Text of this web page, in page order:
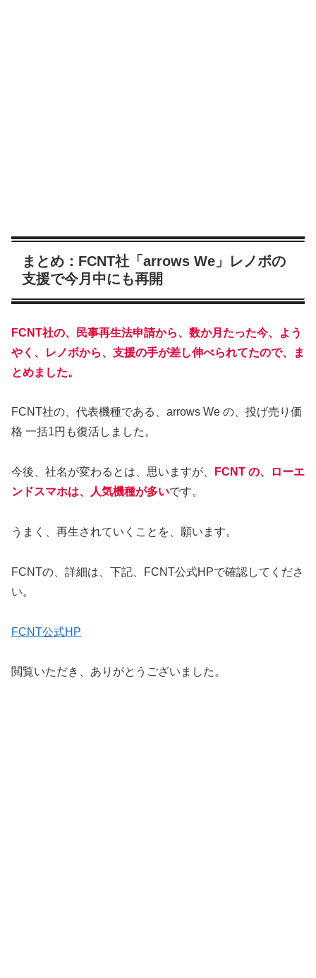
まとめ：FCNT社「arrows We」レノボの
支援で今月中にも再開
FCNT社の、民事再生法申請から、数か月たった今、よう
やく、レノボから、支援の手が差し伸べられてたので、ま
とめました。
FCNT社の、代表機種である、arrows We の、投げ売り価
格 一括1円も復活しました。
今後、社名が変わるとは、思いますが、
FCNT の、ローエ
ンドスマホは、人気機種が多いです。
うまく、再生されていくことを、願います。
FCNTの、詳細は、下記、FCNT公式HPで確認してくださ
い。
FCNT公式HP
閲覧いただき、ありがとうございました。